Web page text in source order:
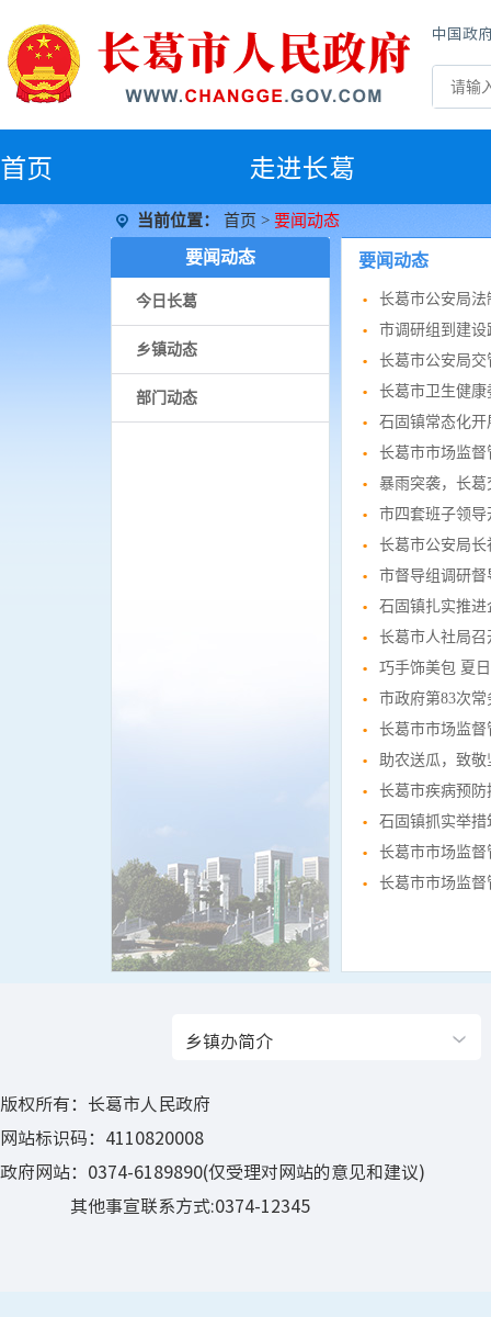
中国政
首页 走进长葛
当前位置： 首页 > 要闻动态
要闻动态
今日长葛
乡镇动态
部门动态
要闻动态
长葛市公安局
市调研组到建
长葛市公安局
长葛市卫生健康
石固镇常态化开
长葛市市场监督
暴雨突袭，长葛
市四套班子领导
长葛市公安局
市督导组调研
石固镇扎实推
长葛市人社局
巧手饰美包 夏
市政府第83次
长葛市市场监
助农送瓜，致
长葛市疾病预
石固镇抓实举
长葛市市场监
长葛市市场监
乡镇办简介
版权所有：长葛市人民政府
网站标识码：4110820008
政府网站：0374-6189890(仅受理对网站的意见和建议)
其他事宣联系方式:0374-12345